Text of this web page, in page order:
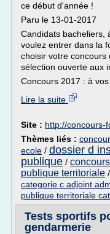
ce début d'année !
Paru le 13-01-2017
Candidats bacheliers,
voulez entrer dans la
choisir votre concours
sélection ouverte aux
Concours 2017 : à
Lire la suite
Site : http://concours-
Thèmes liés :
ecole / dossier d
publique /
publique territoriale /
categorie c adjoint
publique territoriale
Tests sportifs
gendarmerie